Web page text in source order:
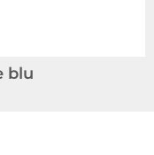
blu